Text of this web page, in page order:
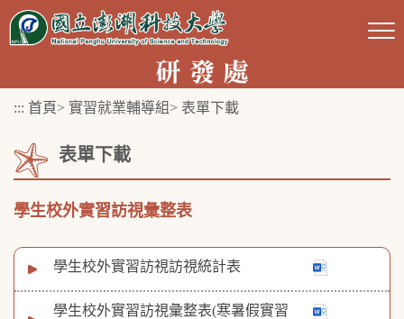
跳
::: 首頁> 實習就業輔導組 > 表單下載
表單下載
學生校外實習訪視彙整表
學生校外實習訪視訪視統計表
學生校外實習訪視彙整表(寒暑假實習